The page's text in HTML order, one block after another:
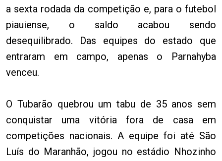
a sexta rodada da competição e, para o futebol
piauiense, o saldo acabou sendo
desequilibrado. Das equipes do estado que
entraram em campo, apenas o Parnahyba
venceu.
O Tubarão quebrou um tabu de 35 anos sem
conquistar uma vitória fora de casa em
competições nacionais. A equipe foi até São
Luís do Maranhão, jogou no estádio Nhozinho